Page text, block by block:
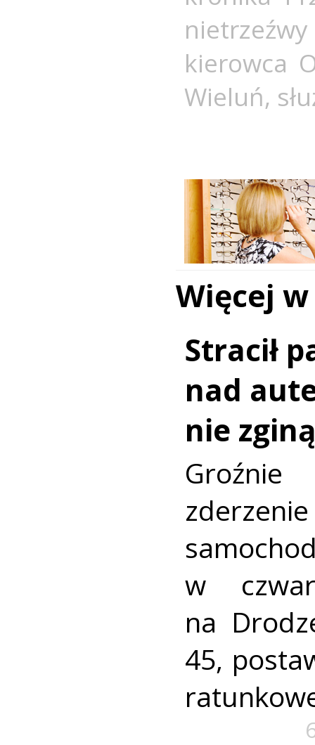
kierowca
Wieluń,
Więcej
Stracił
nad
nie
w
na
45,